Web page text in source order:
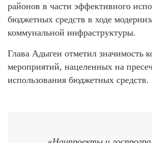
районов в части эффективного
бюджетных средств в ходе
коммунальной инфраструктуры.
Глава Адыгеи отметил значимость
мероприятий, нацеленных на
использования бюджетных средств.